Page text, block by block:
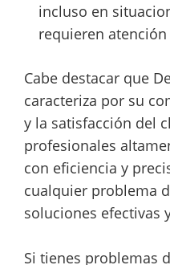
incluso en
requieren
Cabe destacar que
caracteriza por su
y la satisfacción del
profesionales
con eficiencia y
cualquier problema
soluciones efectivas
Si tienes problemas